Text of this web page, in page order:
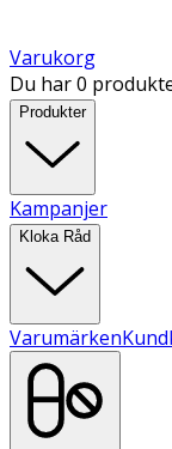
Varukorg
Du har 0
Produkter
Kampanjer
Kloka Råd
Varumärken